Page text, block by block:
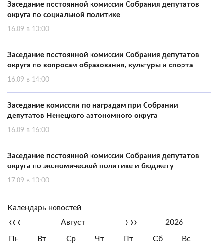
Заседание постоянной комиссии Собрания депутатов
округа по социальной политике
16.09 в 10:00
Заседание постоянной комиссии Собрания депутатов
округа по вопросам образования, культуры и спорта
16.09 в 14:00
Заседание комиссии по наградам при Собрании
депутатов Ненецкого автономного округа
16.09 в 16:00
Заседание постоянной комиссии Собрания депутатов
округа по экономической политике и бюджету
17.09 в 10:00
Календарь новостей
‹‹ ‹ Август › ›› 2026
Пн Вт Ср Чт Пт Сб Вс